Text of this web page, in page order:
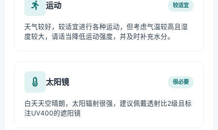
运动 较适宜
天气较好，较适宜进行各种运动，但考虑气温较高且湿
度较大，请适当降低运动强度，并及时补充水分。
太阳镜 很必要
白天天空晴朗，太阳辐射很强，建议佩戴透射比2级且标
注UV400的遮阳镜